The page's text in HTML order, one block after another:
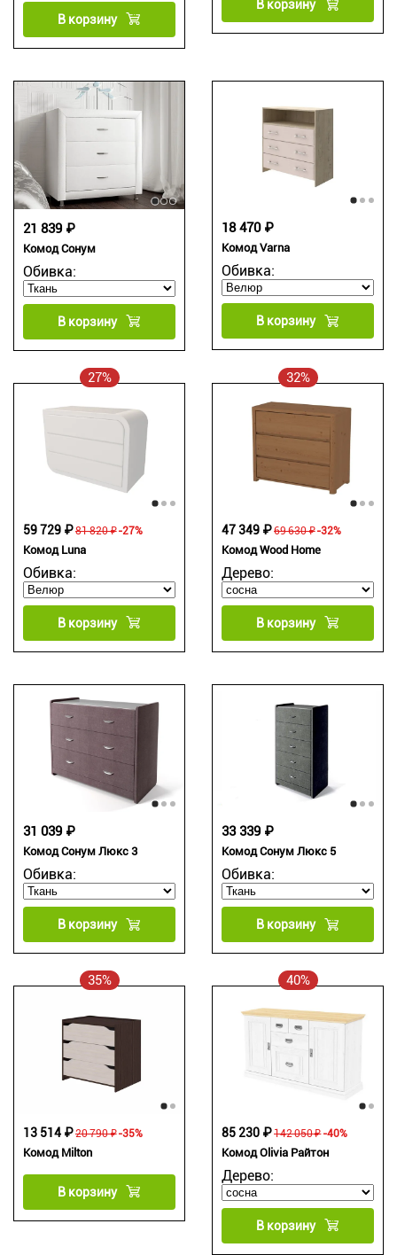
В корзину
В корзину
Комод Сонум
Обивка:
21 839 ₽
В корзину
Комод Varna
Обивка:
18 470 ₽
В корзину
27%
Комод Luna
Обивка:
81 820 ₽
59 729 ₽ -27%
В корзину
32%
Комод Wood Home
Дерево:
69 630 ₽
47 349 ₽ -32%
В корзину
Комод Сонум Люкс 3
Обивка:
31 039 ₽
В корзину
Комод Сонум Люкс 5
Обивка:
33 339 ₽
В корзину
35%
Комод Milton
20 790 ₽
13 514 ₽ -35%
В корзину
40%
Комод Olivia Райтон
Дерево:
142 050 ₽
85 230 ₽ -40%
В корзину